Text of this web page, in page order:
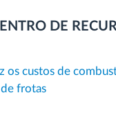
DE
os custos de
de frotas